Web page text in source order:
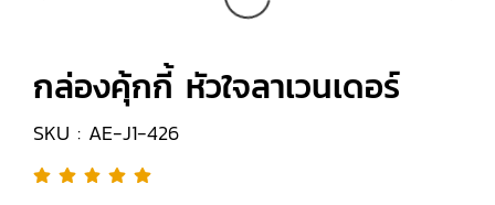
กล่องคุ้กกี้ หัวใจลาเวนเดอร์
SKU : AE-J1-426